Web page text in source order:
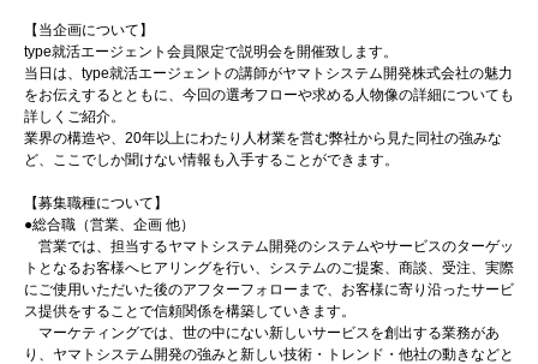
【当企画について】
type就活エージェント会員限定で説明会を開催致します。
当日は、type就活エージェントの講師がヤマトシステム開発株式会社の魅力
をお伝えするとともに、今回の選考フローや求める人物像の詳細についても
詳しくご紹介。
業界の構造や、20年以上にわたり人材業を営む弊社から見た同社の強みな
ど、ここでしか聞けない情報も入手することができます。
【募集職種について】
●総合職（営業、企画 他）
営業では、担当するヤマトシステム開発のシステムやサービスのターゲッ
トとなるお客様へヒアリングを行い、システムのご提案、商談、受注、実際
にご使用いただいた後のアフターフォローまで、お客様に寄り沿ったサービ
ス提供をすることで信頼関係を構築していきます。
マーケティングでは、世の中にない新しいサービスを創出する業務があ
り、ヤマトシステム開発の強みと新しい技術・トレンド・他社の動きなどと